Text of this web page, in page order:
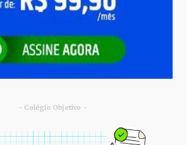
- Colégio Objetivo -